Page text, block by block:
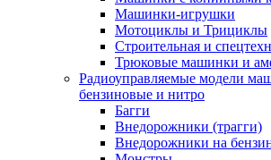
Машинки-игрушки
Мотоциклы и Трициклы
Строительная и
Трюковые машинки и
Радиоуправляемые модели
бензиновые и нитро
Багги
Внедорожники (трагги)
Внедорожники на